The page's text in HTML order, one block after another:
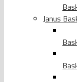
Janus